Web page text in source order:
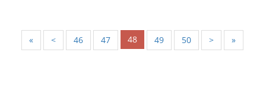
« < 46 47 48 49 50 > »